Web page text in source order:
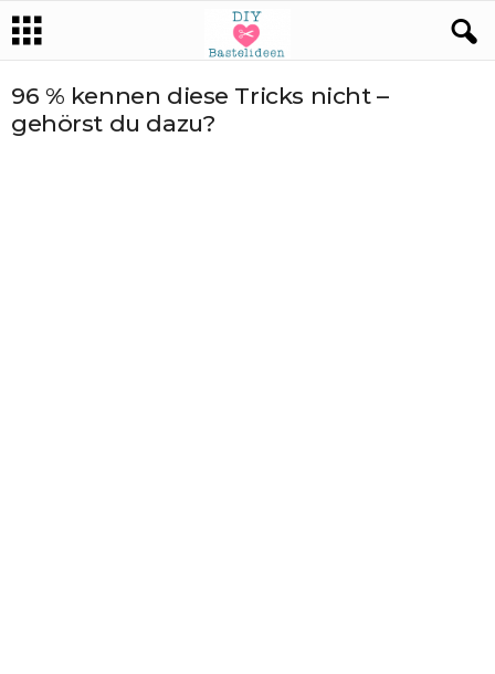
96 % kennen diese Tricks nicht –
gehörst du dazu?